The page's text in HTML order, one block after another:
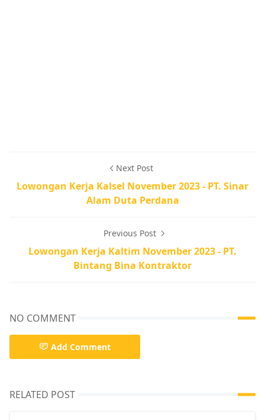
Next Post
Lowongan Kerja Kalsel November 2023 - PT. Sinar
Alam Duta Perdana
Previous Post
Lowongan Kerja Kaltim November 2023 - PT.
Bintang Bina Kontraktor
NO COMMENT
Add Comment
RELATED POST